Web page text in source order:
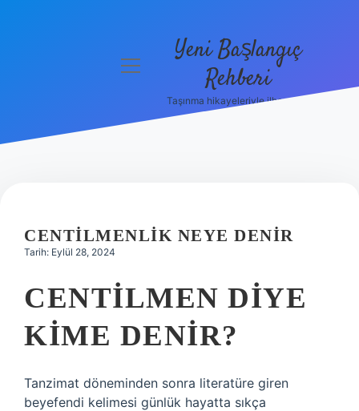
Politikası
menüyü
Yeni Başlangıç
Rehberi
Taşınma hikayeleriyle ilham bul!
CENTILMENLIK NEYE DENIR
Tarih: Eylül 28, 2024
CENTILMEN DIYE
KIME DENIR?
Tanzimat döneminden sonra literatüre giren
beyefendi kelimesi günlük hayatta sıkça